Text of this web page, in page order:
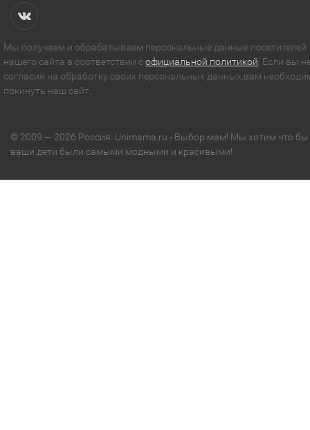
Мы получаем и обрабатываем персональные данные посетителей
нашего сайта в соответствии софициальной политикой. Если вы
согласия на обработку своих персональных данных,вам
покинуть наш сайт.
© 2009 — 2026 Россия. Unimama.ru - Выбор мам! Мы хотим что бы
ваши дети были самыми модными и красивыми!